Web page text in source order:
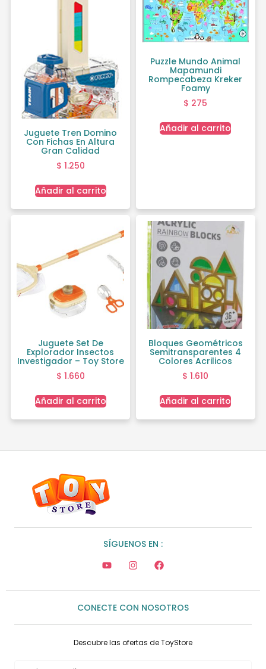
Juguete Tren Domino
Con Fichas En Altura
Gran Calidad
$ 1.250
Añadir al carrito
Puzzle Mundo Animal
Mapamundi
Rompecabeza Kreker
Foamy
$ 275
Añadir al carrito
Juguete Set De
Explorador Insectos
Investigador – Toy Store
$ 1.660
Añadir al carrito
Bloques Geométricos
Semitransparentes 4
Colores Acrilicos
$ 1.610
Añadir al carrito
SÍGUENOS EN :
CONECTE CON NOSOTROS
Descubre las ofertas de ToyStore